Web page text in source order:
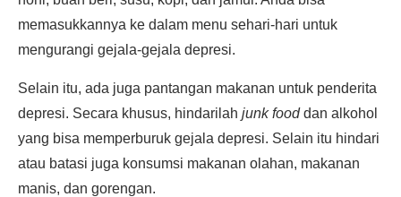
memasukkannya ke dalam menu sehari-hari untuk
mengurangi gejala-gejala depresi.
Selain itu, ada juga pantangan makanan untuk penderita
depresi. Secara khusus, hindarilah junk fooddan alkohol
yang bisa memperburuk gejala depresi. Selain itu hindari
atau batasi juga konsumsi makanan olahan, makanan
manis, dan gorengan.